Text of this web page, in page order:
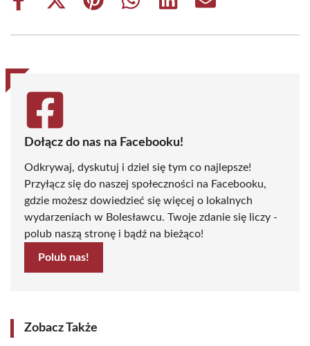
Share
Share
(Twitter)
Share
Share
Share
Share
Dołącz do nas na Facebooku!
Odkrywaj, dyskutuj i dziel się tym co najlepsze!
Przyłącz się do naszej społeczności na Facebooku,
gdzie możesz dowiedzieć się więcej o lokalnych
wydarzeniach w Bolesławcu. Twoje zdanie się liczy -
polub naszą stronę i bądź na bieżąco!
Polub nas!
Zobacz Także